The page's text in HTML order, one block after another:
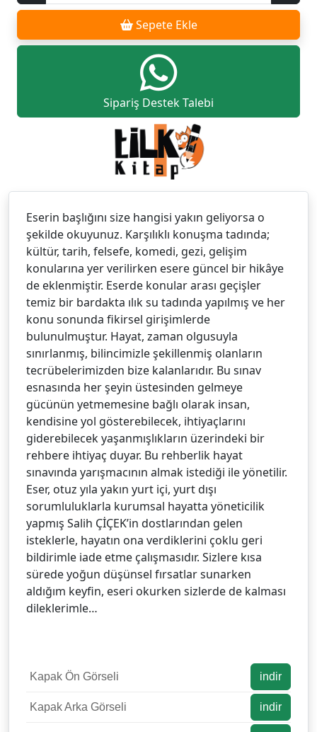
Sepete Ekle
Sipariş Destek Talebi
Eserin başlığını size hangisi yakın geliyorsa o
şekilde okuyunuz. Karşılıklı konuşma tadında;
kültür, tarih, felsefe, komedi, gezi, gelişim
konularına yer verilirken esere güncel bir hikâye
de eklenmiştir. Eserde konular arası geçişler
temiz bir bardakta ılık su tadında yapılmış ve her
konu sonunda fikirsel girişimlerde
bulunulmuştur. Hayat, zaman olgusuyla
sınırlanmış, bilincimizle şekillenmiş olanların
tecrübelerimizden bize kalanlarıdır. Bu sınav
esnasında her şeyin üstesinden gelmeye
gücünün yetmemesine bağlı olarak insan,
kendisine yol gösterebilecek, ihtiyaçlarını
giderebilecek yaşanmışlıkların üzerindeki bir
rehbere ihtiyaç duyar. Bu rehberlik hayat
sınavında yarışmacının almak istediği ile yönetilir.
Eser, otuz yıla yakın yurt içi, yurt dışı
sorumluluklarla kurumsal hayatta yöneticilik
yapmış Salih ÇİÇEK’in dostlarından gelen
isteklerle, hayatın ona verdiklerini çoklu geri
bildirimle iade etme çalışmasıdır. Sizlere kısa
sürede yoğun düşünsel fırsatlar sunarken
aldığım keyfin, eseri okurken sizlerde de kalması
dileklerimle…
Kapak Ön Görseli indir
Kapak Arka Görseli indir